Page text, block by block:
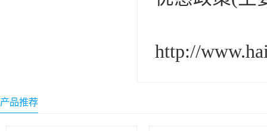
http://
产品推荐